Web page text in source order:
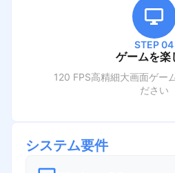
STEP 04
ゲームを楽
120 FPS高精細大画面ゲー
ださい
システム要件